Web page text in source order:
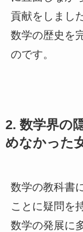
貢献をしまし
数学の歴史を
のです。
2. 数学界の
めなかった
数学の教科書
ことに疑問を
数学の発展に